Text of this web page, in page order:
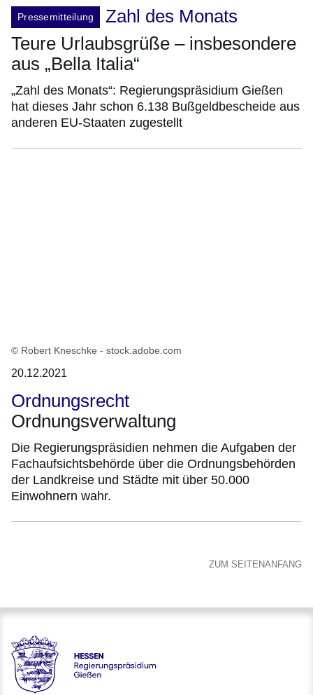
Pressemitteilung
Zahl des Monats
Teure Urlaubsgrüße – insbesondere
aus „Bella Italia“
„Zahl des Monats“: Regierungspräsidium Gießen
hat dieses Jahr schon 6.138 Bußgeldbescheide aus
anderen EU-Staaten zugestellt
© Robert Kneschke - stock.adobe.com
20.12.2021
Ordnungsrecht
Ordnungsverwaltung
Die Regierungspräsidien nehmen die Aufgaben der
Fachaufsichtsbehörde über die Ordnungsbehörden
der Landkreise und Städte mit über 50.000
Einwohnern wahr.
ZUM SEITENANFANG
Hessen - Regierungspräsidium Gießen